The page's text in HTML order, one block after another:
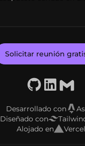
arranque. Pensado
Solicitar reunión
GitHubLinkedIn
Email
Desarrollado con
Diseñado con
Alojado en
Vercel